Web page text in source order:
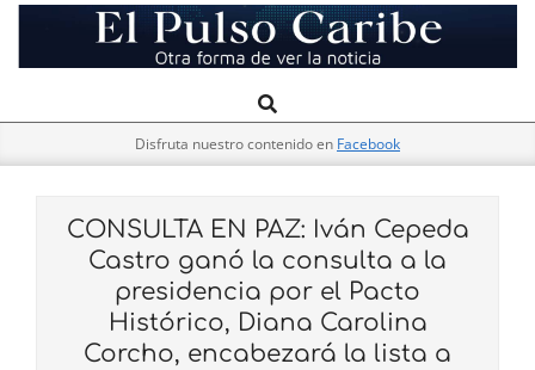
El
Pulso
Navigation
Search
Disfruta nuestro contenido en Facebook
CONSULTA EN PAZ: Iván Cepeda
Castro ganó la consulta a la
presidencia por el Pacto
Histórico, Diana Carolina
Corcho, encabezará la lista a